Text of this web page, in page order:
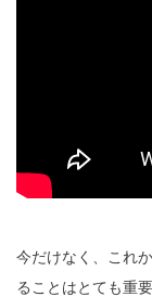
今だけなく、これ
ることはとても重要